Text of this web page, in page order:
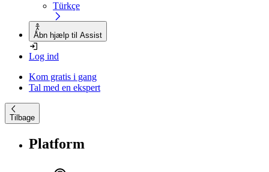
Türkçe
Åbn hjælp til Assist
Log ind
Kom gratis i gang
Tal med en ekspert
Tilbage
Platform